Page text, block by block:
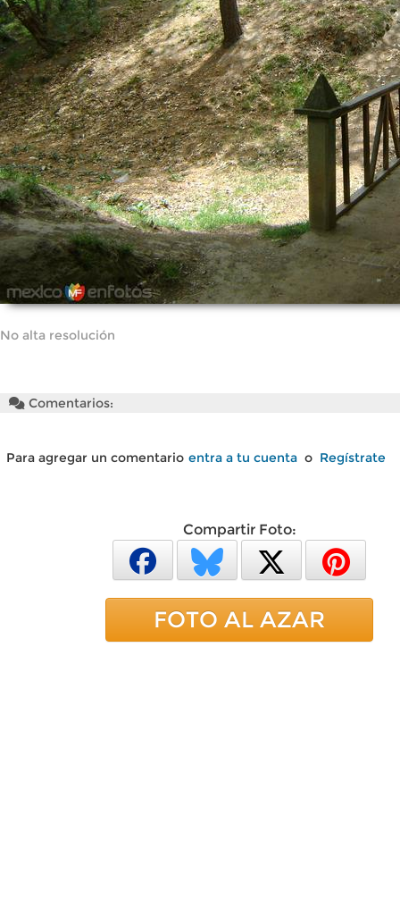
No alta resolución
Comentarios:
Para agregar un comentario entra a tu cuenta o Regístrate
Compartir Foto:
FOTO AL AZAR